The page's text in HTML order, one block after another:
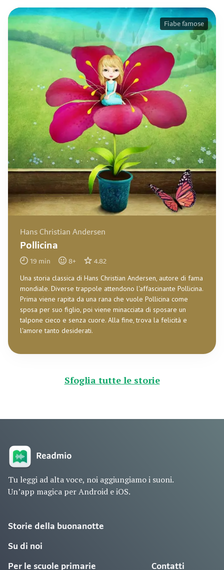
Hans Christian Andersen
Pollicina
19 min 8+ 4.82
Una storia classica di Hans Christian Andersen, autore di fama
mondiale. Diverse trappole attendono l'affascinante Pollicina.
Prima viene rapita da una rana che vuole Pollicina come
sposa per suo figlio, poi viene minacciata di sposare un
talpone cieco e senza cuore. Alla fine, trova la felicità e
l'amore tanto desiderati.
Fiabe famose
Sfoglia tutte le storie
Tu leggi ad alta voce, noi aggiungiamo i suoni.
Un’app magica per Android e iOS.
Storie della buonanotte
Su di noi
Per le scuole primarie Contatti